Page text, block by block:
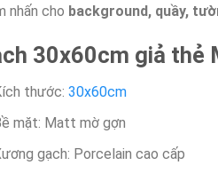
nhấn cho background, quầy,
30x60cm giả thẻ
thước:30x60cm
mặt: Matt mờ gợn
gạch: Porcelain cao cấp